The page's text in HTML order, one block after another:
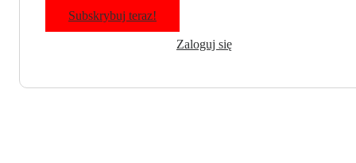
Subskrybuj teraz!
Zaloguj się